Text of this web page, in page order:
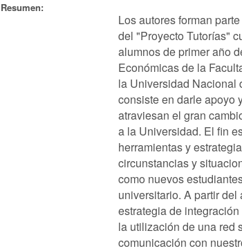
Resumen:
Los autores forman
del "Proyecto Tutorías"
alumnos de primer año
Económicas de la
la Universidad Nacional
consiste en darle apoyo
atraviesan el gran
a la Universidad. El fin
herramientas y
circunstancias y
como nuevos
universitario. A partir
estrategia de
la utilización de una red
comunicación con